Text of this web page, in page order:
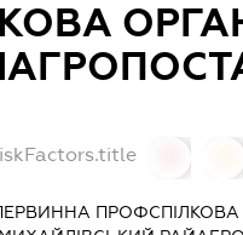
ПРОФСПІЛКОВА